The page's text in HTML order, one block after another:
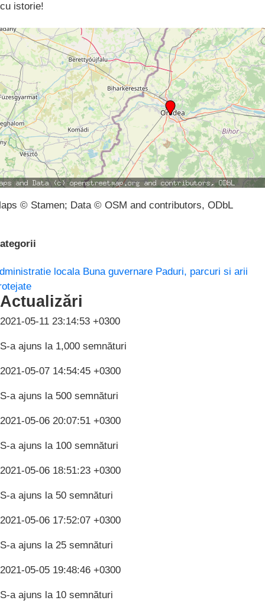
cu istorie!
© Stamen; Data © OSM and contributors, ODbL
locala Buna guvernare Paduri, parcuri si arii
Actualizări
2021-05-11 23:14:53 +0300
S-a ajuns la 1,000 semnături
2021-05-07 14:54:45 +0300
S-a ajuns la 500 semnături
2021-05-06 20:07:51 +0300
S-a ajuns la 100 semnături
2021-05-06 18:51:23 +0300
S-a ajuns la 50 semnături
2021-05-06 17:52:07 +0300
S-a ajuns la 25 semnături
2021-05-05 19:48:46 +0300
S-a ajuns la 10 semnături